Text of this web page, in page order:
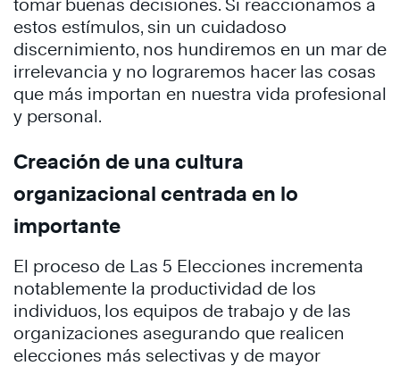
tomar buenas decisiones. Si reaccionamos a
estos estímulos, sin un cuidadoso
discernimiento, nos hundiremos en un mar de
irrelevancia y no lograremos hacer las cosas
que más importan en nuestra vida profesional
y personal.
Creación de una cultura
organizacional centrada en lo
importante
El proceso de Las 5 Elecciones incrementa
notablemente la productividad de los
individuos, los equipos de trabajo y de las
organizaciones asegurando que realicen
elecciones más selectivas y de mayor